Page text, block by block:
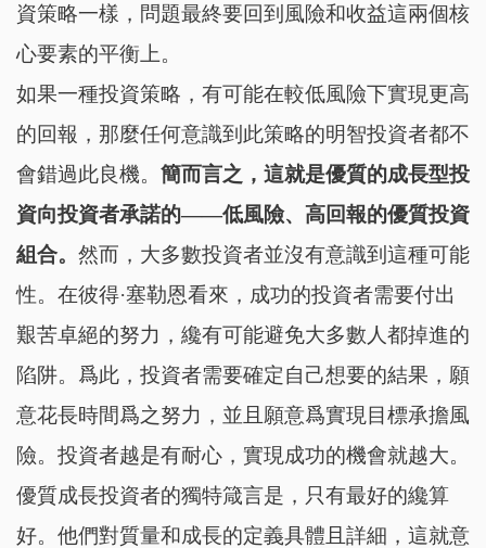
資策略一樣，問題最終要回到風險和收益這兩個核
心要素的平衡上。
如果一種投資策略，有可能在較低風險下實現更高
的回報，那麼任何意識到此策略的明智投資者都不
會錯過此良機。 簡而言之，這就是優質的成長型投
資向投資者承諾的——低風險、高回報的優質投資
組合。 然而，大多數投資者並沒有意識到這種可能
性。在彼得·塞勒恩看來，成功的投資者需要付出
艱苦卓絕的努力，纔有可能避免大多數人都掉進的
陷阱。爲此，投資者需要確定自己想要的結果，願
意花長時間爲之努力，並且願意爲實現目標承擔風
險。投資者越是有耐心，實現成功的機會就越大。
優質成長投資者的獨特箴言是，只有最好的纔算
好。他們對質量和成長的定義具體且詳細，這就意